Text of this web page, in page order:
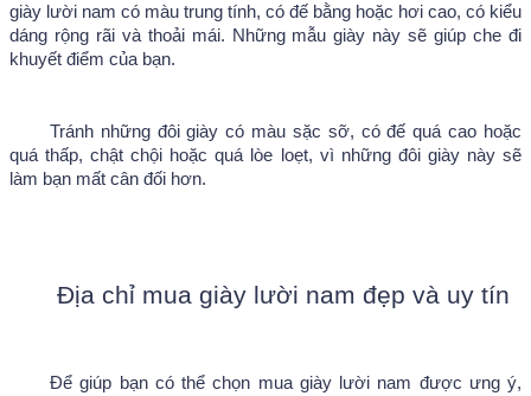
giày lười nam có màu trung tính, có đế bằng hoặc hơi cao, có kiểu
dáng rộng rãi và thoải mái. Những mẫu giày này sẽ giúp che đi
khuyết điểm của bạn.
Tránh những đôi giày có màu sặc sỡ, có đế quá cao hoặc
quá thấp, chật chội hoặc quá lòe loẹt, vì những đôi giày này sẽ
làm bạn mất cân đối hơn.
Địa chỉ mua giày lười nam đẹp và uy tín
Để giúp bạn có thể chọn mua giày lười nam được ưng ý,